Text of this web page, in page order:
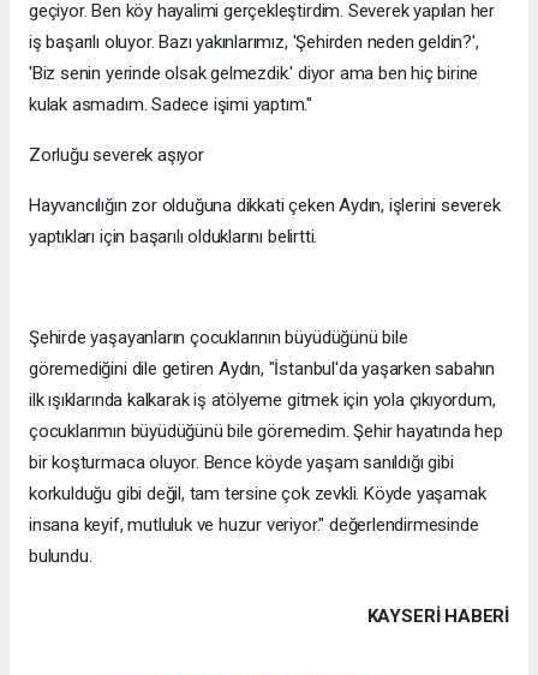
geçiyor. Ben köy hayalimi gerçekleştirdim. Severek yapılan her
iş başarılı oluyor. Bazı yakınlarımız, 'Şehirden neden geldin?',
'Biz senin yerinde olsak gelmezdik.' diyor ama ben hiç birine
kulak asmadım. Sadece işimi yaptım."
Zorluğu severek aşıyor
Hayvancılığın zor olduğuna dikkati çeken Aydın, işlerini severek
yaptıkları için başarılı olduklarını belirtti.
Şehirde yaşayanların çocuklarının büyüdüğünü bile
göremediğini dile getiren Aydın, "İstanbul'da yaşarken sabahın
ilk ışıklarında kalkarak iş atölyeme gitmek için yola çıkıyordum,
çocuklarımın büyüdüğünü bile göremedim. Şehir hayatında hep
bir koşturmaca oluyor. Bence köyde yaşam sanıldığı gibi
korkulduğu gibi değil, tam tersine çok zevkli. Köyde yaşamak
insana keyif, mutluluk ve huzur veriyor." değerlendirmesinde
bulundu.
KAYSERI HABERİ